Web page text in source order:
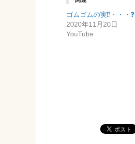
ゴムゴムの実⁉️・・・❓
2020年11月20日
YouTube